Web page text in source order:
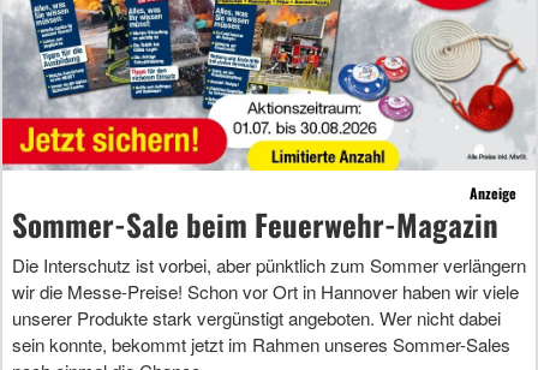
Anzeige
Sommer-Sale beim Feuerwehr-Magazin
Die Interschutz ist vorbei, aber pünktlich zum Sommer verlängern
wir die Messe-Preise! Schon vor Ort in Hannover haben wir viele
unserer Produkte stark vergünstigt angeboten. Wer nicht dabei
sein konnte, bekommt jetzt im Rahmen unseres Sommer-Sales